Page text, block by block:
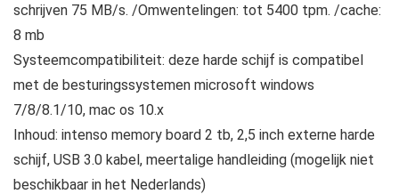
schrijven 75 MB/s. /Omwentelingen: tot 5400 tpm. /cache:
8 mb
Systeemcompatibiliteit: deze harde schijf is compatibel
met de besturingssystemen microsoft windows
7/8/8.1/10, mac os 10.x
Inhoud: intenso memory board 2 tb, 2,5 inch externe harde
schijf, USB 3.0 kabel, meertalige handleiding (mogelijk niet
beschikbaar in het Nederlands)